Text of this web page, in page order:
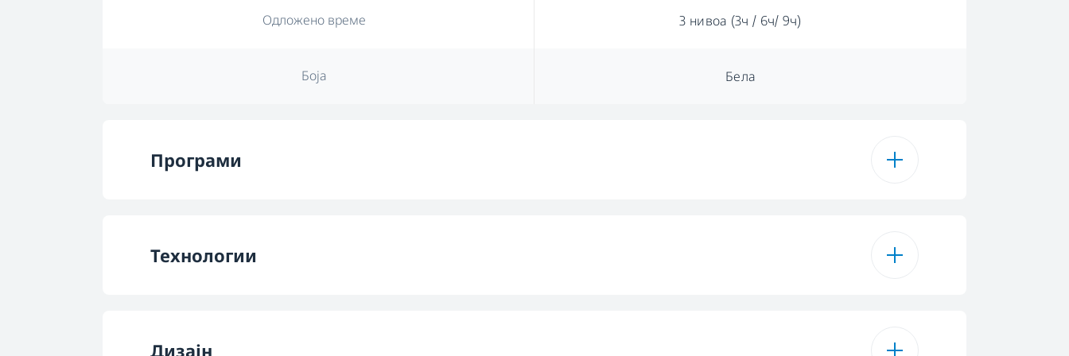
Одложено време 3 нивоа (3ч / 6ч/ 9ч)
Боја Бела
Програми
Технологии
Дизајн